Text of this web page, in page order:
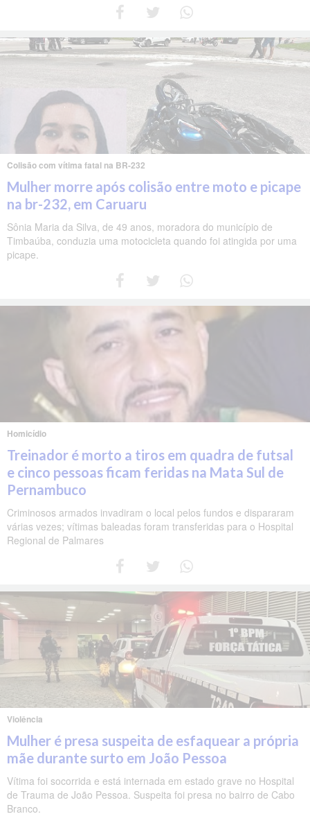
Colisão com vítima fatal na BR-232
Mulher morre após colisão entre moto e picape
na br-232, em Caruaru
Sônia Maria da Silva, de 49 anos, moradora do município de
Timbaúba, conduzia uma motocicleta quando foi atingida por uma
picape.
Homicídio
Treinador é morto a tiros em quadra de futsal
e cinco pessoas ficam feridas na Mata Sul de
Pernambuco
Criminosos armados invadiram o local pelos fundos e dispararam
várias vezes; vítimas baleadas foram transferidas para o Hospital
Regional de Palmares
Violência
Mulher é presa suspeita de esfaquear a própria
mãe durante surto em João Pessoa
Vítima foi socorrida e está internada em estado grave no Hospital
de Trauma de João Pessoa. Suspeita foi presa no bairro de Cabo
Branco.